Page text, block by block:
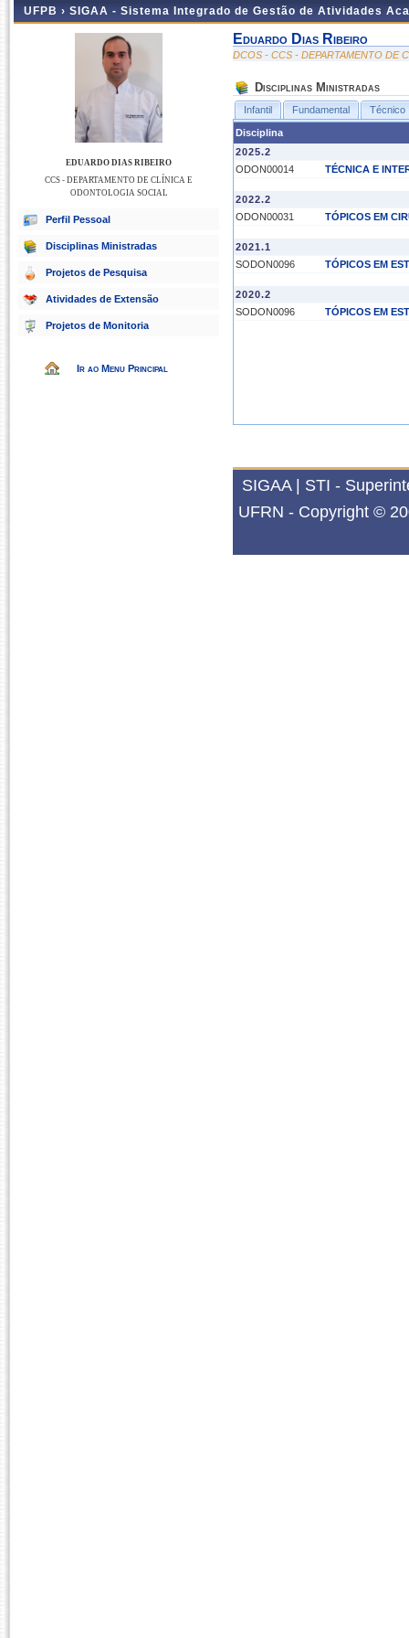
UFPB › SIGAA - Sistema Integrado de Gestão de Atividades
EDUARDO DIAS RIBEIRO
CCS - DEPARTAMENTO DE CLÍNICA E
ODONTOLOGIA SOCIAL
Perfil Pessoal
Disciplinas Ministradas
Projetos de Pesquisa
Atividades de Extensão
Projetos de Monitoria
Ir ao Menu Principal
Eduardo Dias Ribeiro
DCOS - CCS - DEPARTAMENTO DE
Disciplinas Ministradas
Infantil Fundamental Técnico
Disciplina
2025.2
ODON00014
TÉCNICA E
2022.2
ODON00031
TÓPICOS EM
2021.1
SODON0096
TÓPICOS EM
2020.2
SODON0096
TÓPICOS EM
SIGAA | STI -
UFRN - Copyright ©